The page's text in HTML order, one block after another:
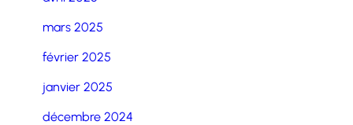
mars 2025
février 2025
janvier 2025
décembre 2024